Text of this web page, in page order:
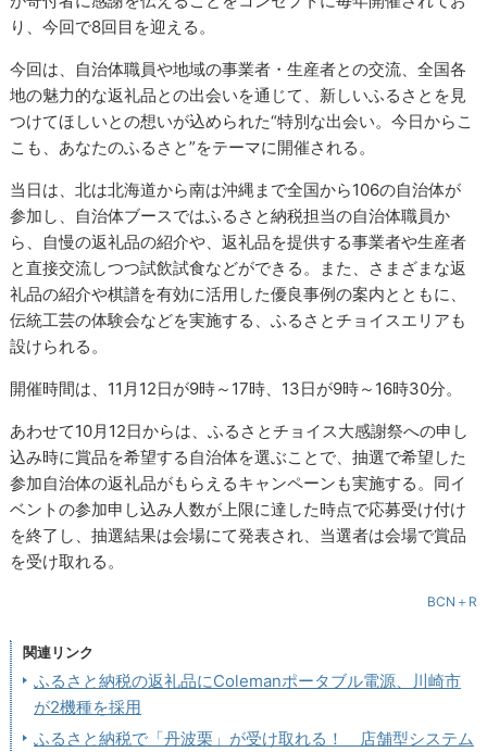
り、今回で8回目を迎える。
今回は、自治体職員や地域の事業者・生産者との交流、全国各
地の魅力的な返礼品との出会いを通じて、新しいふるさとを見
つけてほしいとの想いが込められた“特別な出会い。今日からこ
こも、あなたのふるさと”をテーマに開催される。
当日は、北は北海道から南は沖縄まで全国から106の自治体が
参加し、自治体ブースではふるさと納税担当の自治体職員か
ら、自慢の返礼品の紹介や、返礼品を提供する事業者や生産者
と直接交流しつつ試飲試食などができる。また、さまざまな返
礼品の紹介や棋譜を有効に活用した優良事例の案内とともに、
伝統工芸の体験会などを実施する、ふるさとチョイスエリアも
設けられる。
開催時間は、11月12日が9時～17時、13日が9時～16時30分。
あわせて10月12日からは、ふるさとチョイス大感謝祭への申し
込み時に賞品を希望する自治体を選ぶことで、抽選で希望した
参加自治体の返礼品がもらえるキャンペーンも実施する。同イ
ベントの参加申し込み人数が上限に達した時点で応募受け付け
を終了し、抽選結果は会場にて発表され、当選者は会場で賞品
を受け取れる。
BCN＋R
関連リンク
ふるさと納税の返礼品にColemanポータブル電源、川崎市
が2機種を採用
ふるさと納税で「丹波栗」が受け取れる！ 店舗型システム